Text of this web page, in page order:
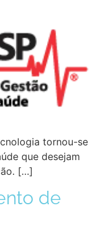
tornou-se
que desejam
[…]
de